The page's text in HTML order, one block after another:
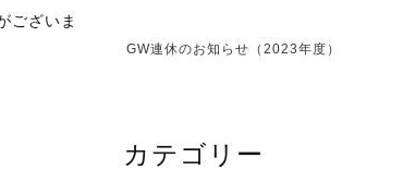
ございま
GW連休のお知らせ（2023年度）
カテゴリー